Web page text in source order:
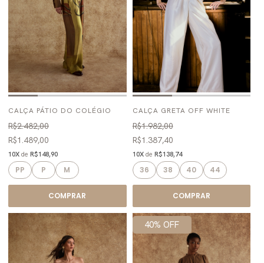
CALÇA PÁTIO DO COLÉGIO
R$2.482,00
R$1.489,00
10X de R$148,90
PP P M
COMPRAR
CALÇA GRETA OFF WHITE
R$1.982,00
R$1.387,40
10X de R$138,74
36 38 40 44
COMPRAR
40% OFF